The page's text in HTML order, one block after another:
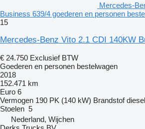
Mercedes-
Business 639/4 goederen en personen
15
Mercedes-Benz Vito 2.1 CDI 140KW
€ 24.750 Exclusief BTW
Goederen en personen bestelwagen
2018
152.471 km
Euro 6
Vermogen 190 PK (140 kW) Brandstof diesel
Stoelen 5
Nederland, Wijchen